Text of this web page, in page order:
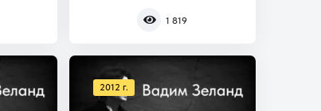
1 819
2012 г.